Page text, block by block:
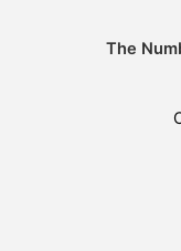
The